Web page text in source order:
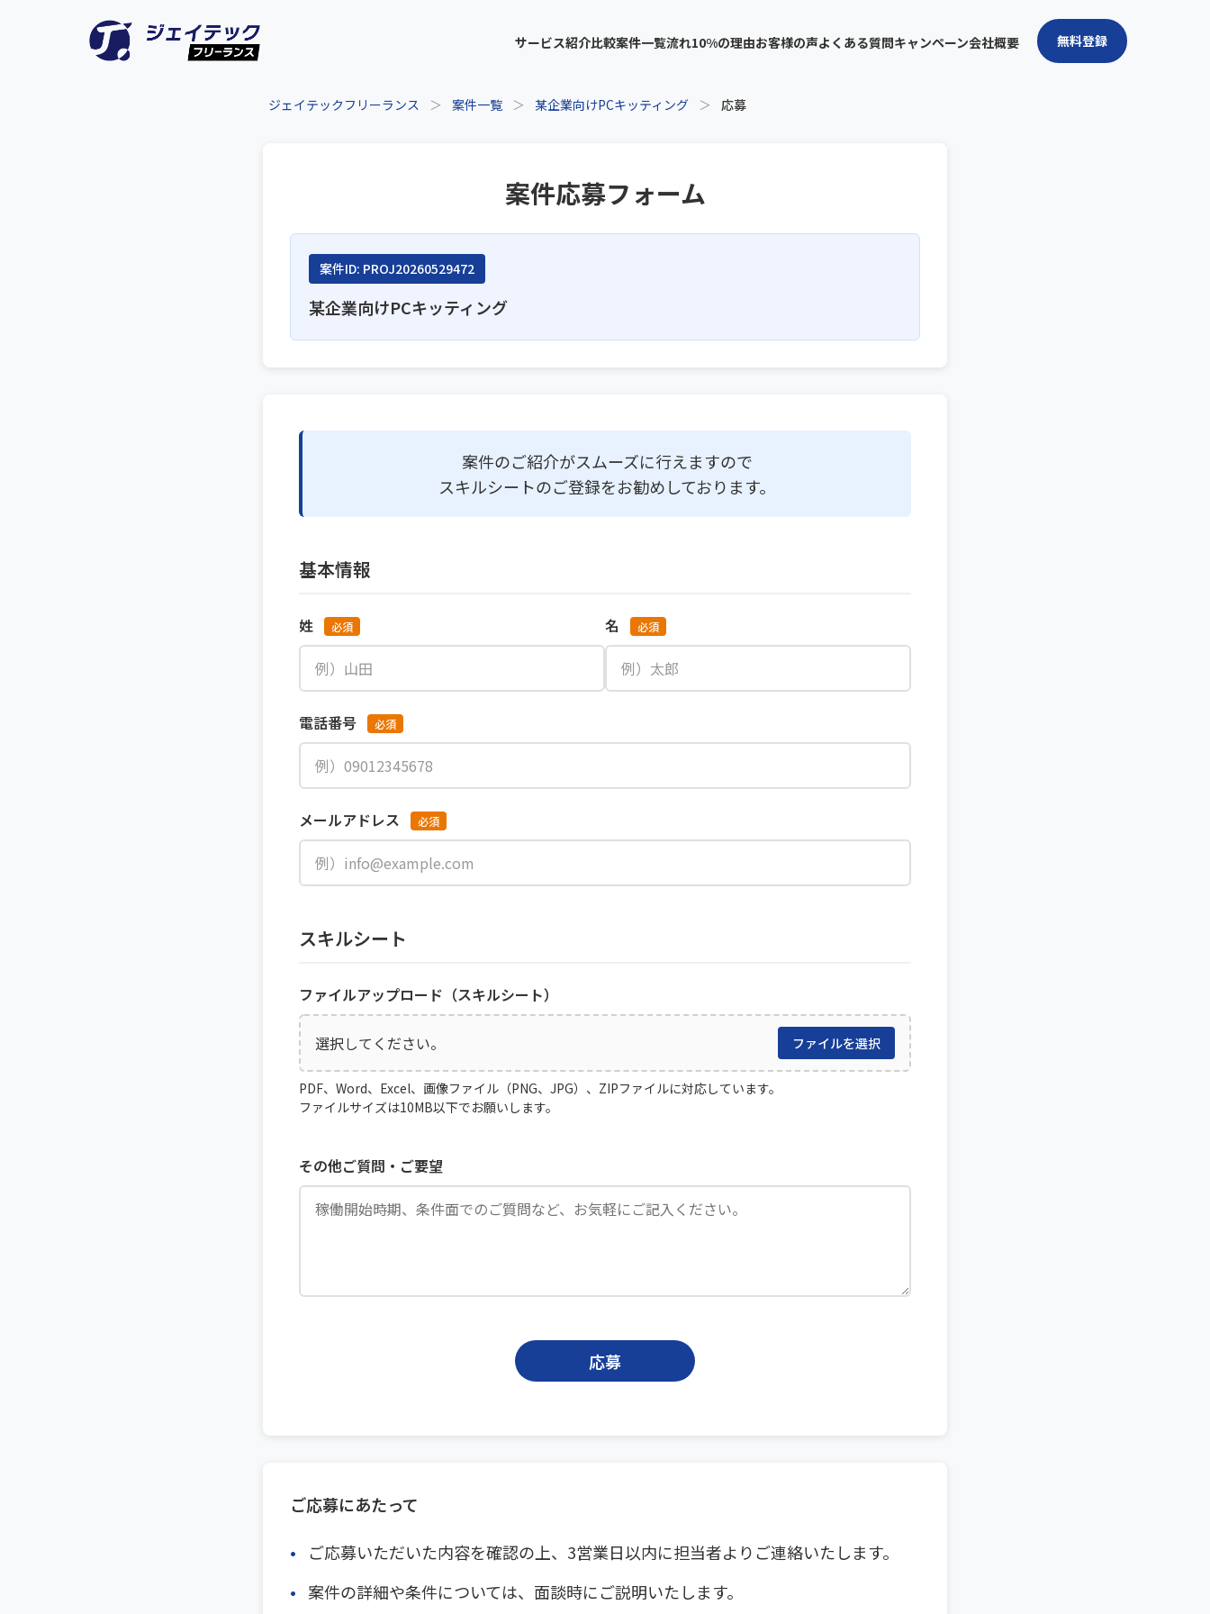
サービス紹介比較案件一覧流れ10%の理由お客様の声よくある質問キャンペーン会社概要 無料登録
ジェイテックフリーランス ＞ 案件一覧 ＞ 某企業向けPCキッティング ＞ 応募
案件応募フォーム
案件ID: PROJ20260529472
某企業向けPCキッティング
案件のご紹介がスムーズに行えますので
スキルシートのご登録をお勧めしております。
基本情報
姓 必須 名 必須
電話番号 必須
メールアドレス 必須
スキルシート
ファイルアップロード（スキルシート）
選択してください。 ファイルを選択
PDF、Word、Excel、画像ファイル（PNG、JPG）、ZIPファイルに対応しています。
ファイルサイズは10MB以下でお願いします。
その他ご質問・ご要望
応募
ご応募にあたって
ご応募いただいた内容を確認の上、3営業日以内に担当者よりご連絡いたします。
案件の詳細や条件については、面談時にご説明いたします。